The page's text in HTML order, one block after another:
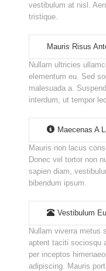
vestibulum at nisl.
tristique.
Mauris Risus
Nullam ultricies
elementum eu. Sed
malesuada a.
interdum, ut tempor
Maecenas A
Mauris non lacus
Donec vel tortor non
sapien diam,
bibendum ipsum.
Vestibulum
Nullam viverra metus
aptent taciti sociosqu
per inceptos
adipiscing. Mauris